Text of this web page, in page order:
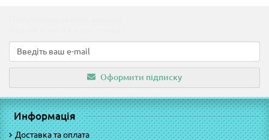
Оформити підписку
Информація
Доставка та оплата